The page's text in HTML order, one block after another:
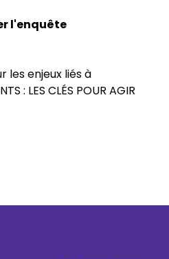
l'enquête
les enjeux liés à
: LES CLÉS POUR AGIR